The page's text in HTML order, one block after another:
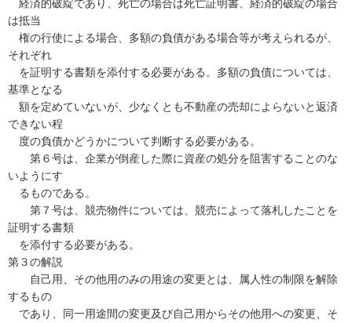
経済的破綻であり、死亡の場合は死亡証明書、経済的破綻の場合
は抵当
権の行使による場合、多額の負債がある場合等が考えられるが、
それぞれ
を証明する書類を添付する必要がある。多額の負債については、
基準となる
額を定めていないが、少なくとも不動産の売却によらないと返済
できない程
度の負債かどうかについて判断する必要がある。
第６号は、企業が倒産した際に資産の処分を阻害することのな
いようにす
るものである。
第７号は、競売物件については、競売によって落札したことを
証明する書類
を添付する必要がある。
第３の解説
自己用、その他用のみの用途の変更とは、属人性の制限を解除
するもの
であり、同一用途間の変更及び自己用からその他用への変更、そ